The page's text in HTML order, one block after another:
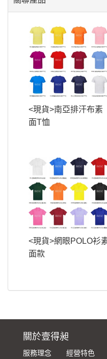
<現貨>南亞排汗布素
面T恤
<現貨>網眼POLO衫
面款
關於壹得昶
服務理念 經營特色